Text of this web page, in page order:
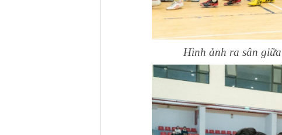
Hình ảnh ra sân